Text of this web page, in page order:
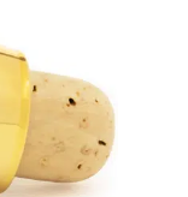
bottle without
bottling fortified